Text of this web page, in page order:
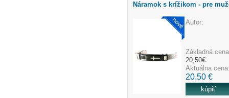
Náramok s krížikom - pre
Autor:
Základná
20,50€
Aktuálna
20,50 €